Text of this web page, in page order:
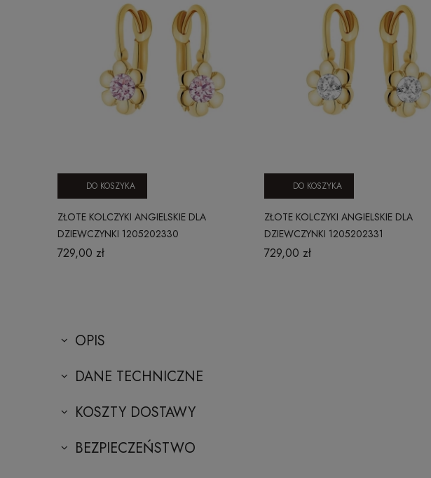
ZŁOTE KOLCZYKI ANGIELSKIE DLA
DZIEWCZYNKI 1205202330
729,00 zł
DO KOSZYKA
ZŁOTE KOLCZYKI ANGIELSKIE DLA
DZIEWCZYNKI 1205202331
729,00 zł
DO KOSZYKA
OPIS
DANE TECHNICZNE
KOSZTY DOSTAWY
BEZPIECZEŃSTWO